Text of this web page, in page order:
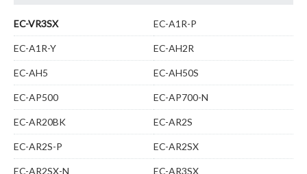
EC-VR3SX EC-A1R-P
EC-A1R-Y EC-AH2R
EC-AH5 EC-AH50S
EC-AP500 EC-AP700-N
EC-AR20BK EC-AR2S
EC-AR2S-P EC-AR2SX
EC-AR2SX-N EC-AR3SX